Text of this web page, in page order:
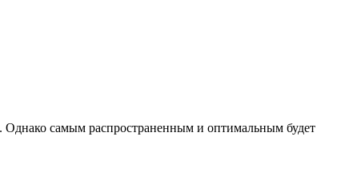
Однако самым распространенным и оптимальным будет